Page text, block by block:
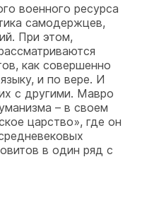
военного ресурса
самодержцев,
При этом,
как совершенно
и по вере. И
с другими. Мавро
– в своем
царство», где он
в один ряд с